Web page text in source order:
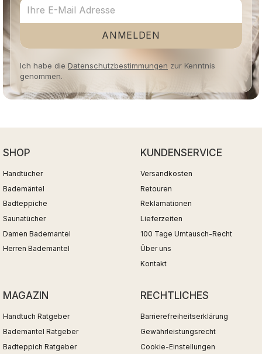
ANMELDEN
Ich habe die Datenschutzbestimmungen zur Kenntnis
genommen.
SHOP
Handtücher
Bademäntel
Badteppiche
Saunatücher
Damen Bademantel
Herren Bademantel
KUNDENSERVICE
Versandkosten
Retouren
Reklamationen
Lieferzeiten
100 Tage Umtausch-Recht
Über uns
Kontakt
MAGAZIN
Handtuch Ratgeber
Bademantel Ratgeber
Badteppich Ratgeber
RECHTLICHES
Barrierefreiheitserklärung
Gewährleistungsrecht
Cookie-Einstellungen